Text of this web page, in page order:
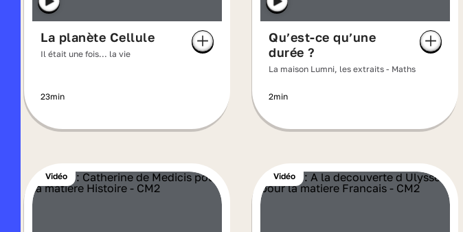
La planète Cellule
Il était une fois... la vie
23min
Qu’est-ce qu’une
durée ?
La maison Lumni, les extraits - Maths
2min
Vidéo Vidéo